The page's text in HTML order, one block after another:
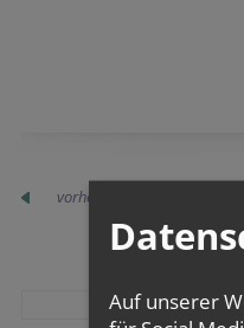
vorherige
teilen
Auf unserer